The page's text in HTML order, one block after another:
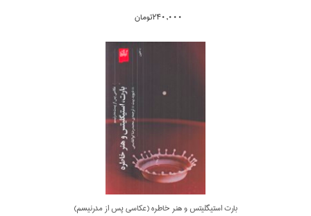
240,000تومان
بارت استيگليتس و هنر خاطره (عكاسي پس از مدرنيسم)